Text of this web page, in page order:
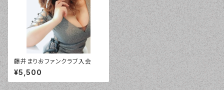
藤井まりおファンクラブ入会
¥5,500